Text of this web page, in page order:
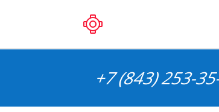
+7 (843) 253-